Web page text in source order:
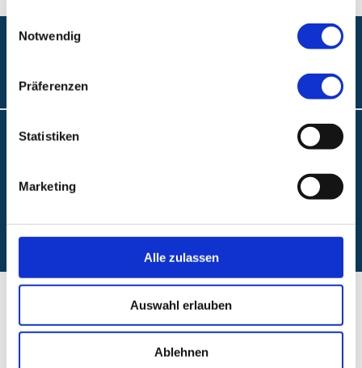
Einwilligungsauswahl
Notwendig
Präferenzen
Statistiken
Marketing
Alle zulassen
Auswahl erlauben
Ablehnen
Barrierefreiheit
Impressum
Datenschutz
Klinikum Nürnberg